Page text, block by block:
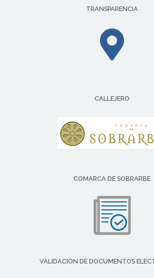
TRANSPARENCIA
CALLEJERO
COMARCA DE SOBRARBE
VALIDACIÓN DE DOCUMENTOS